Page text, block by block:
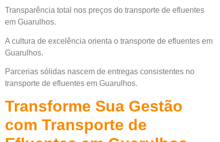
Transparência total nos preços do transporte de efluentes
em Guarulhos.
A cultura de excelência orienta o transporte de efluentes em
Guarulhos.
Parcerias sólidas nascem de entregas consistentes no
transporte de efluentes em Guarulhos.
Transforme Sua Gestão
com Transporte de